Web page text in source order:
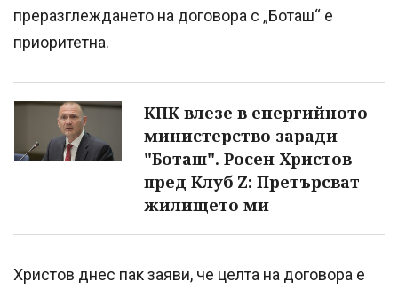
преразглеждането на договора с „Боташ“ е
приоритетна.
КПК влезе в енергийното
министерство заради
"Боташ". Росен Христов
пред Клуб Z: Претърсват
жилището ми
Христов днес пак заяви, че целта на договора е